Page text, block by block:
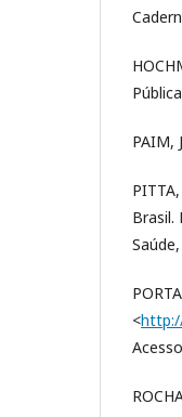
PAIM,
Brasil.
<